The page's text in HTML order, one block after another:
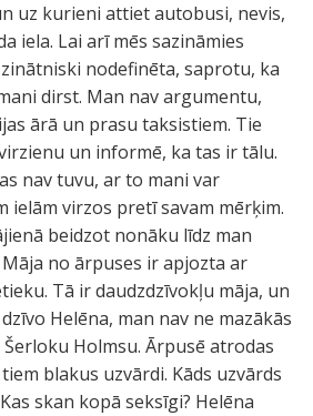
uz kurieni attiet autobusi, nevis,
iela. Lai arī mēs sazināmies
nodefinēta, saprotu, ka
dirst. Man nav argumentu,
ārā un prasu taksistiem. Tie
un informē, ka tas ir tālu.
nav tuvu, ar to mani var
ielām virzos pretī savam mērķim.
beidzot nonāku līdz man
no ārpuses ir apjozta ar
Tā ir daudzdzīvokļu māja, un
Helēna, man nav ne mazākās
Holmsu. Ārpusē atrodas
blakus uzvārdi. Kāds uzvārds
skan kopā seksīgi? Helēna